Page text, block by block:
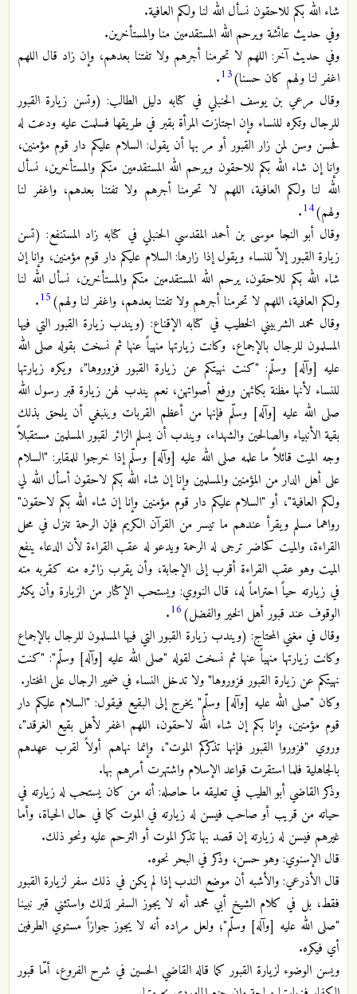
شاء الله بكم للاحقون نسأل الله لنا ولكم العافية.
وفي حديث عائشة ويرحم الله المستقدمين منا والمستأخرين.
وفي حديث آخر: اللهم لا تحرمنا أجرهم ولا تفتنا بعدهم، وإن زاد قال اللهم
اغفر لنا ولهم كان حسنا)13
.
وقال مرعي بن يوسف الحنبلي في كتابه دليل الطالب: (وتسن زيارة القبور
للرجال وتكره للنساء وإن اجتازت المرأة بقبر في طريقها فسلمت عليه ودعت له
فحسن وسن لمن زار القبور أو مر بها أن يقول: السلام عليكم دار قوم مؤمنين،
وإنا إن شاء الله بكم للاحقون ويرحم الله المستقدمين منكم والمستأخرين، نسأل
الله لنا ولكم العافية، اللهم لا تحرمنا أجرهم ولا تفتنا بعدهم، واغفر لنا
ولهم)14
.
وقال أبو النجا موسى بن أحمد المقدسي الحنبلي في كتابه زاد المستنفع: (تسن
زيارة القبور إلاّ للنساء ويقول إذا زارها: السلام عليكم دار قوم مؤمنين، وإنا إن
شاء الله بكم للاحقون، يرحم الله المستقدمين منكم والمستأخرين، نسأل الله لنا
ولكم العافية، اللهم لا تحرمنا أجرهم ولا تفتنا بعدهم، واغفر لنا ولهم)15
.
وقال محمد الشربيني الخطيب في كتابه الإقناع: (ويندب زيارة القبور التي فيها
المسلمون للرجال بالإجماع، وكانت زيارتها منهياً عنها ثم نسخت بقوله صلى الله
عليه [وآله] وسلّم: "كنت نهيتكم عن زيارة القبور فزوروها"، ويكره زيارتها
للنساء لأنها مظنة بكائهن ورفع أصواتهن، نعم يندب لهن زيارة قبر رسول الله
صلى الله عليه [وآله] وسلّم فإنها من أعظم القربات وينبغي أن يلحق بذلك
بقية الأنبياء والصالحين والشهداء، ويندب أن يسلم الزائر لقبور المسلمين مستقبلاً
وجه الميت قائلاً ما علمه صلى الله عليه [وآله] وسلّم إذا خرجوا للمقابر: "السلام
على أهل الدار من المؤمنين والمسلمين وإنا إن شاء الله بكم لاحقون أسأل الله لي
ولكم العافية"، أو "السلام عليكم دار قوم مؤمنين وإنا إن شاء الله بكم لاحقون"
رواهما مسلم ويقرأ عندهم ما تيسر من القرآن الكريم فإن الرحمة تنزل في محل
القراءة، والميت كحاضر ترجى له الرحمة ويدعو له عقب القراءة لأن الدعاء ينفع
الميت وهو عقب القراءة أقرب إلى الإجابة، وأن يقرب زائره منه كقربه منه
في زيارته حياً احتراماً له، قال النووي: ويستحب الإكثار من الزيارة وأن يكثر
الوقوف عند قبور أهل الخير والفضل)16
.
وقال في مغني المحتاج: (ويندب زيارة القبور التي فيها المسلمون للرجال بالإجماع
وكانت زيارتها منهياً عنها ثم نسخت لقوله "صلى الله عليه [وآله] وسلّم": "كنت
نهيتكم عن زيارة القبور فزوروها" ولا تدخل النساء في ضمير الرجال على المختار.
وكان "صلى الله عليه [وآله] وسلّم" يخرج إلى البقيع فيقول: "السلام عليكم دار
قوم مؤمنين، وإنا بكم إن شاء الله لاحقون، اللهم اغفر لأهل بقيع الغرقد"،
وروي "فزوروا القبور فإنها تذكركم الموت"، وإنما نهاهم أولاً لقرب عهدهم
بالجاهلية فلما استقرت قواعد الإسلام واشتهرت أمرهم بها.
وذكر القاضي أبو الطيب في تعليقه ما حاصله: أنه من كان يستحب له زيارته في
حياته من قريب أو صاحب فيسن له زيارته في الموت كما في حال الحياة، وأما
غيرهم فيسن له زيارته إن قصد بها تذكر الموت أو الترحم عليه ونحو ذلك.
قال الإسنوي: وهو حسن، وذكر في البحر نحوه.
قال الأذرعي: والأشبه أن موضع الندب إذا لم يكن في ذلك سفر لزيارة القبور
فقط، بل في كلام الشيخ أبي محمد أنه لا يجوز السفر لذلك واستثني قبر نبينا
"صلى الله عليه [وآله] وسلّم"؛ ولعل مراده أنه لا يجوز جوازاً مستوي الطرفين
أي فيكره.
ويسن الوضوء لزيارة القبور كما قاله القاضي الحسين في شرح الفروع، أمّا قبور